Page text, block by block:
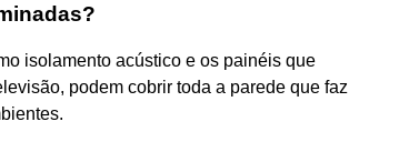
isolamento acústico e os painéis que
podem cobrir toda a parede que faz